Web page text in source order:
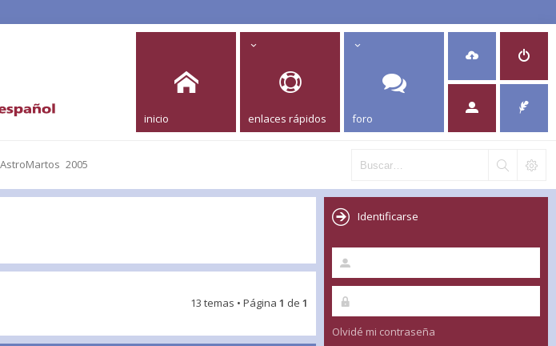
inicio enlaces rápidos foro
AstroMartos 2005
13 temas • Página 1 de 1
Identificarse
Olvidé mi contraseña